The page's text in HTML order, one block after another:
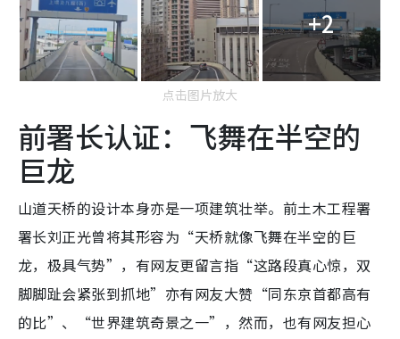
+2
点击图片放大
前署长认证：飞舞在半空的
巨龙
山道天桥的设计本身亦是一项建筑壮举。前土木工程署
署长刘正光曾将其形容为“天桥就像飞舞在半空的巨
龙，极具气势”，有网友更留言指“这路段真心惊，双
脚脚趾会紧张到抓地”亦有网友大赞“同东京首都高有
的比”、“世界建筑奇景之一”，然而，也有网友担心